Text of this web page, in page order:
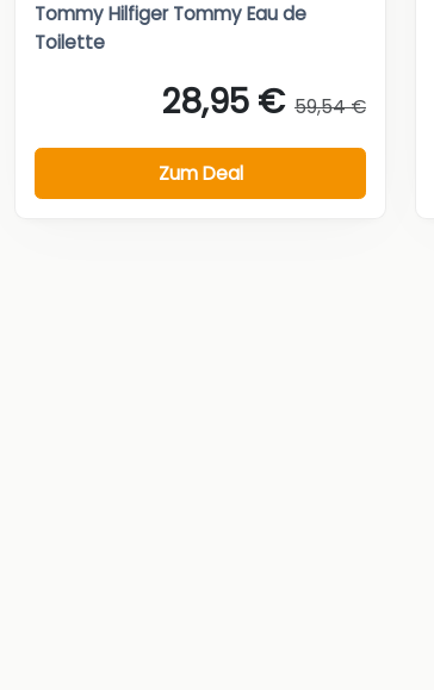
Tommy Hilfiger Tommy Eau de
Toilette
28,95 € 59,54 €
Zum Deal